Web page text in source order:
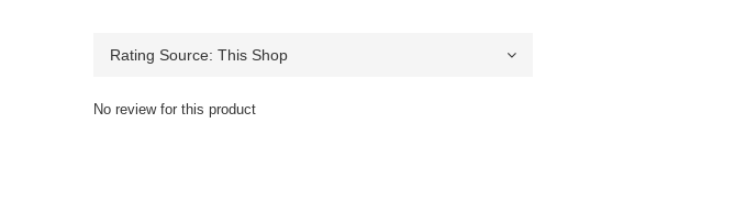
No review for this product